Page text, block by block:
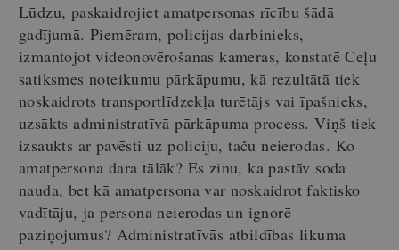
Lūdzu, paskaidrojiet amatpersonas rīcību šādā
gadījumā. Piemēram, policijas darbinieks,
izmantojot videonovērošanas kameras, konstatē Ceļu
satiksmes noteikumu pārkāpumu, kā rezultātā tiek
noskaidrots transportlīdzekļa turētājs vai īpašnieks,
uzsākts administratīvā pārkāpuma process. Viņš tiek
izsaukts ar pavēsti uz policiju, taču neierodas. Ko
amatpersona dara tālāk? Es zinu, ka pastāv soda
nauda, bet kā amatpersona var noskaidrot faktisko
vadītāju, ja persona neierodas un ignorē
paziņojumus? Administratīvās atbildības likuma